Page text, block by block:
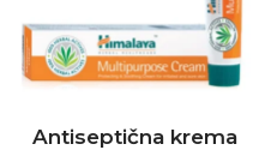
Antiseptična krema